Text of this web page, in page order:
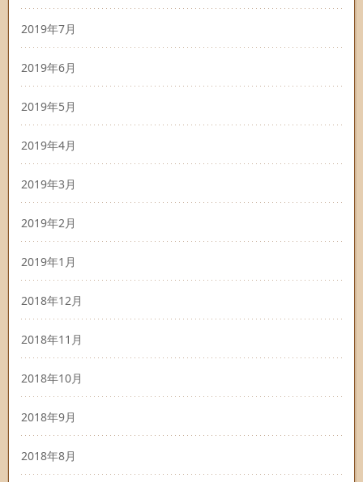
2019年7月
2019年6月
2019年5月
2019年4月
2019年3月
2019年2月
2019年1月
2018年12月
2018年11月
2018年10月
2018年9月
2018年8月